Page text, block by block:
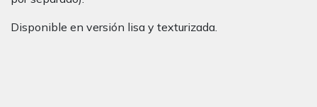
Disponible en versión lisa y texturizada.